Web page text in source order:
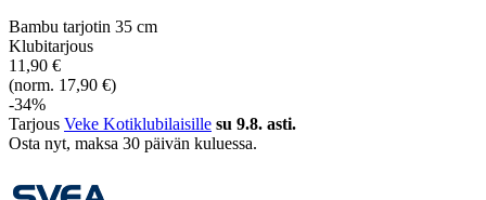
Bambu tarjotin 35 cm
Klubitarjous
11,90 €
(norm. 17,90 €)
-34%
Tarjous Veke Kotiklubilaisille su 9.8. asti.
Osta nyt, ­maksa 30 päivän kuluessa.